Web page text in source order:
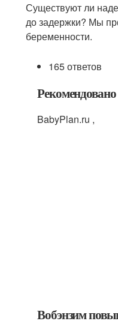
Существуют ли
до задержки? Мы
беременности.
165 ответов
Рекомендовано
BabyPlan.ru ,
Вобэнзим